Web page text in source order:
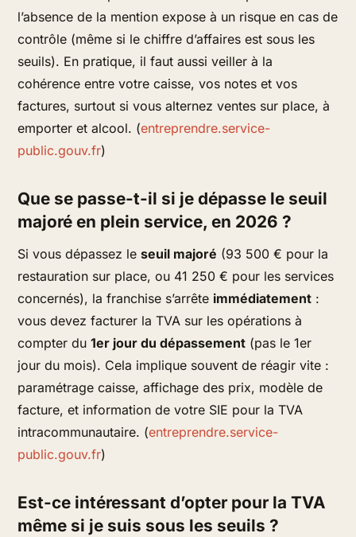
l’absence de la mention expose à un risque en cas de
contrôle (même si le chiffre d’affaires est sous les
seuils). En pratique, il faut aussi veiller à la
cohérence entre votre caisse, vos notes et vos
factures, surtout si vous alternez ventes sur place, à
emporter et alcool. (entreprendre.service-
public.gouv.fr)
Que se passe-t-il si je dépasse le seuil
majoré en plein service, en 2026 ?
Si vous dépassez leseuil majoré (93 500 € pour la
restauration sur place, ou 41 250 € pour les services
concernés), la franchise s’arrête immédiatement :
vous devez facturer la TVA sur les opérations à
compter du1er jour du dépassement (pas le 1er
jour du mois). Cela implique souvent de réagir vite :
paramétrage caisse, affichage des prix, modèle de
facture, et information de votre SIE pour la TVA
intracommunautaire. (entreprendre.service-
public.gouv.fr)
Est-ce intéressant d’opter pour la TVA
même si je suis sous les seuils ?